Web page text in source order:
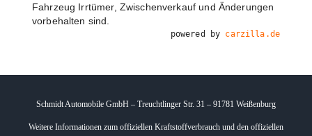
Fahrzeug Irrtümer, Zwischenverkauf und Änderungen
vorbehalten sind.
powered by carzilla.de
Schmidt Automobile GmbH – Treuchtlinger Str. 31 – 91781 Weißenburg
Weitere Informationen zum offiziellen Kraftstoffverbrauch und den offiziellen